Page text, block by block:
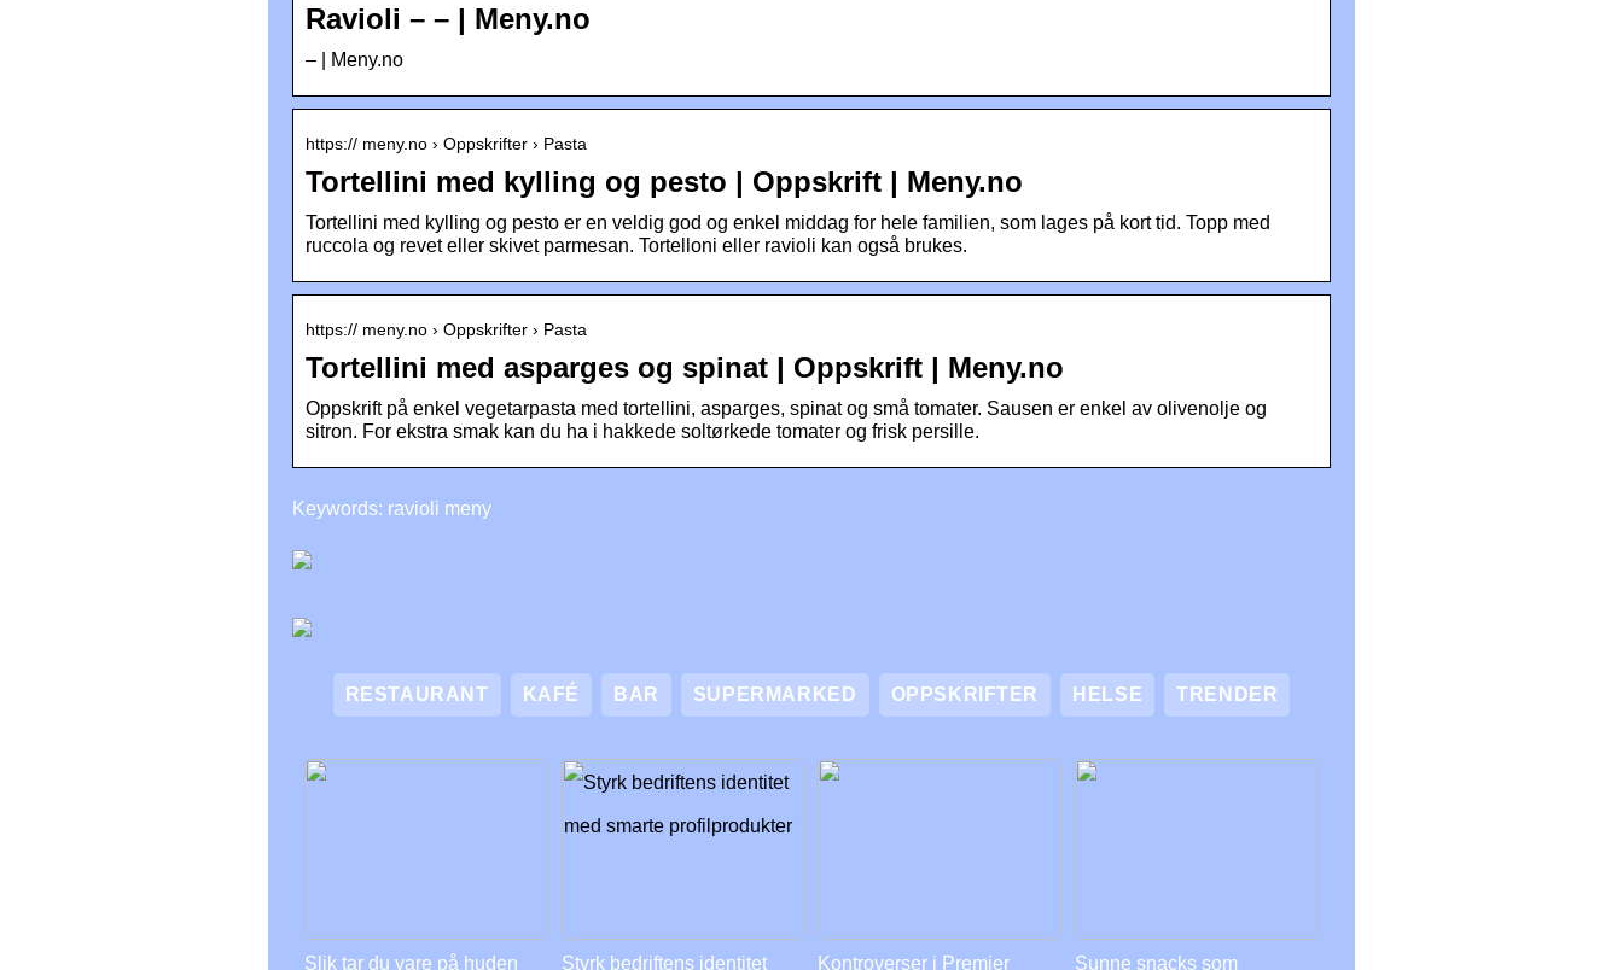
Ravioli – – | Meny.no
– | Meny.no
https:// meny.no › Oppskrifter › Pasta
Tortellini med kylling og pesto | Oppskrift | Meny.no
Tortellini med kylling og pesto er en veldig god og enkel middag for hele familien, som lages på kort tid. Topp med
ruccola og revet eller skivet parmesan. Tortelloni eller ravioli kan også brukes.
https:// meny.no › Oppskrifter › Pasta
Tortellini med asparges og spinat | Oppskrift | Meny.no
Oppskrift på enkel vegetarpasta med tortellini, asparges, spinat og små tomater. Sausen er enkel av olivenolje og
sitron. For ekstra smak kan du ha i hakkede soltørkede tomater og frisk persille.
Keywords: ravioli meny
RESTAURANT KAFÉ BAR SUPERMARKED OPPSKRIFTER HELSE TRENDER
Slik tar du vare på huden Styrk bedriftens identitet Kontroverser i Premier Sunne snacks som